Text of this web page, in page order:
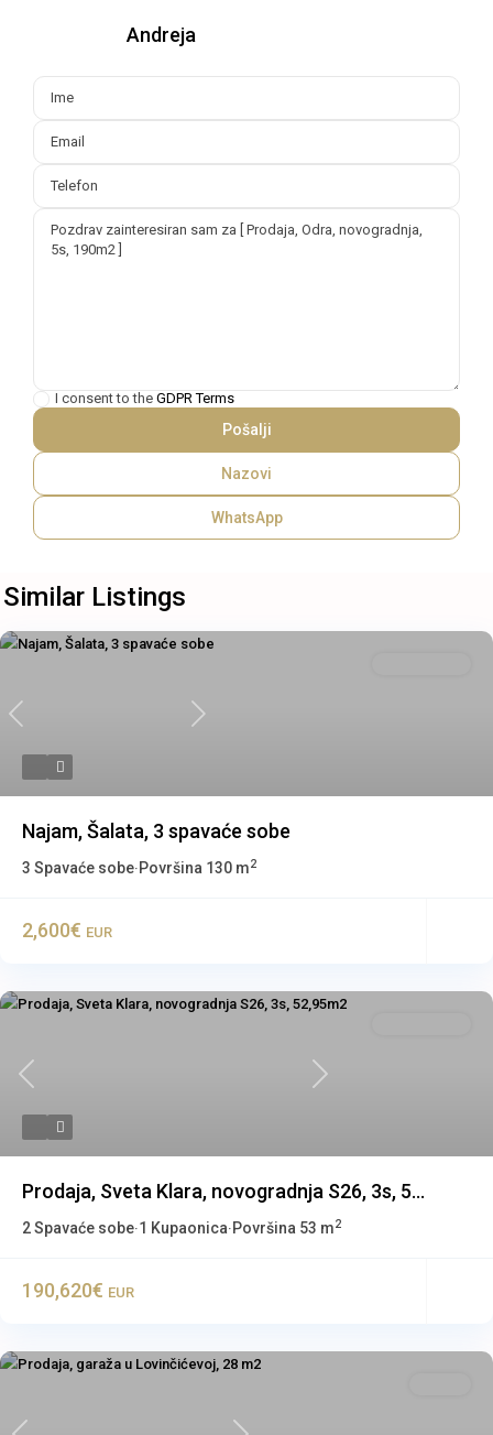
Andreja
I consent to the GDPR Terms
Nazovi
WhatsApp
Similar Listings
Previous Next
Najam, Šalata, 3 spavaće sobe
3 Spavaće sobe· Površina 130 m2
2,600€ EUR
Previous Next
Prodaja, Sveta Klara, novogradnja S26, 3s, 5...
2 Spavaće sobe·1 Kupaonica· Površina 53 m2
190,620€ EUR